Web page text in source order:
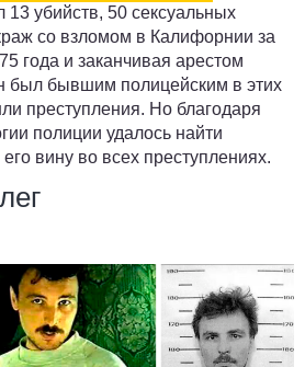
убийств, 50 сексуальных
со взломом в Калифорнии за
года и заканчивая арестом
был бывшим полицейским в этих
преступления. Но благодаря
полиции удалось найти
вину во всех преступлениях.